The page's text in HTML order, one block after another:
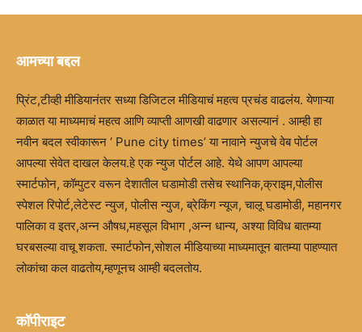
आमच्या बद्दल
प्रिंट,टीव्ही मीडियानंतर सध्या डिजिटल मीडियाचं महत्व प्रचंड वाढलंय. येणाऱ्या
काळात या माध्यमाचं महत्व आणि व्याप्ती आणखी वाढणार असल्यानं . आम्ही हा
नवीन बदल स्वीकारून ‘ Pune city times’ या नावाने न्युजचे वेब पोर्टल
आपल्या सेवेत दाखल केलय.हे एक न्युज पोर्टल आहे. येथे आपण आपल्या
स्मार्टफोन, कॉम्पुटर वरून देशातील घडामोडी तसेच स्थानिक,क्राइम,पोलीस
स्पेशल रिपोर्ट,लेटेस्ट न्युज, पोलीस न्युज, ब्रेकिंग न्यूज, चालू घडामोडी, महानगर
पालिका व इतर,अन्न औषध,महसूल विभाग ,अन्न धान्य, अश्या विविध बातम्या
घरबसल्या वाचू शकता. स्मार्टफोन,सोशल मीडियाच्या माध्यमातून बातम्या पाहण्यात
लोकांचा कल वाढतोय,म्हणूनच आम्ही बदलतोय.
कॉपीराइट